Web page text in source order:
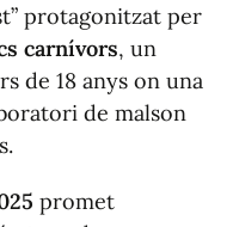
protagonitzat per
carnívors, un
de 18 anys on una
de malson
promet